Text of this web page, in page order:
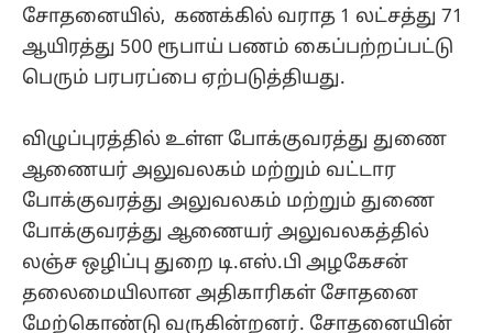
சோதனையில், கணக்கில் வராத 1 லட்சத்து 71
ஆயிரத்து 500 ரூபாய் பணம் கைப்பற்றப்பட்டு
பெரும் பரபரப்பை ஏற்படுத்தியது.
விழுப்புரத்தில் உள்ள போக்குவரத்து துணை
ஆணையர் அலுவலகம் மற்றும் வட்டார
போக்குவரத்து அலுவலகம் மற்றும் துணை
போக்குவரத்து ஆணையர் அலுவலகத்தில்
லஞ்ச ஒழிப்பு துறை டி.எஸ்.பி அழகேசன்
தலைமையிலான அதிகாரிகள் சோதனை
மேற்கொண்டு வருகின்றனர். சோதனையின்